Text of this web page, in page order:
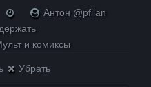
Антон @pfilan
и комиксы
Убрать